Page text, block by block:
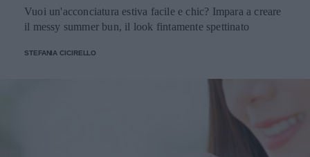
Vuoi un'acconciatura estiva facile e chic? Impara a creare
il messy summer bun, il look fintamente spettinato
STEFANIA CICIRELLO